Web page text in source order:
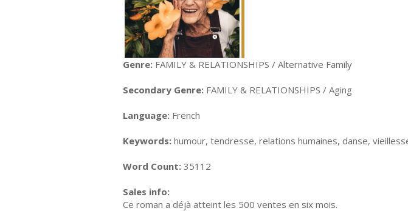
Genre: FAMILY & RELATIONSHIPS / Alternative Family
Secondary Genre: FAMILY & RELATIONSHIPS / Aging
Language: French
Keywords: humour, tendresse, relations humaines, danse,
Word Count: 35112
Sales info:
Ce roman a déjà atteint les 500 ventes en six mois.